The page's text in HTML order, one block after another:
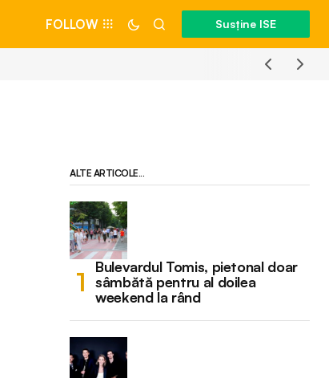
FOLLOW Susține ISE
ALTE ARTICOLE...
Bulevardul Tomis, pietonal doar
sâmbătă pentru al doilea
weekend la rând